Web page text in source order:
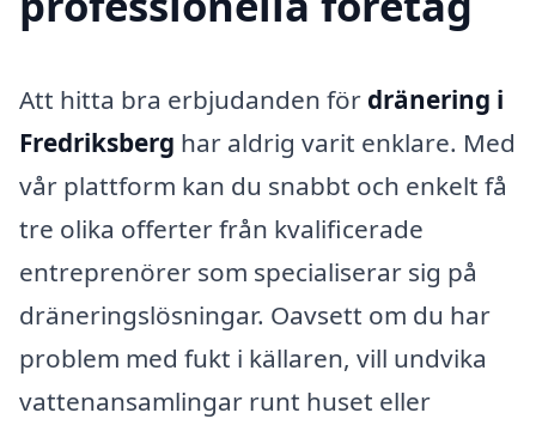
Att hitta bra erbjudanden för dränering i
Fredriksberg har aldrig varit enklare. Med
vår plattform kan du snabbt och enkelt få
tre olika offerter från kvalificerade
entreprenörer som specialiserar sig på
dräneringslösningar. Oavsett om du har
problem med fukt i källaren, vill undvika
vattenansamlingar runt huset eller